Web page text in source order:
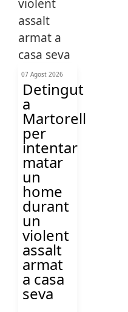
07 Agost 2026
Detingut
a
Martorell
per
intentar
matar
un
home
durant
un
violent
assalt
armat
a casa
seva